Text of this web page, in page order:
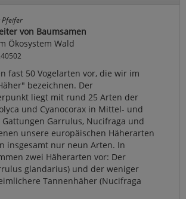
Pfeifer
von Baumsamen
Ökosystem Wald
fast 50 Vogelarten vor, die wir im
bezeichnen. Der
liegt mit rund 25 Arten der
und Cyanocorax in Mittel- und
Gattungen Garrulus, Nucifraga und
unsere europäischen Häherarten
insgesamt nur neun Arten. In
zwei Häherarten vor: Der
glandarius) und der weniger
Tannenhäher (Nucifraga